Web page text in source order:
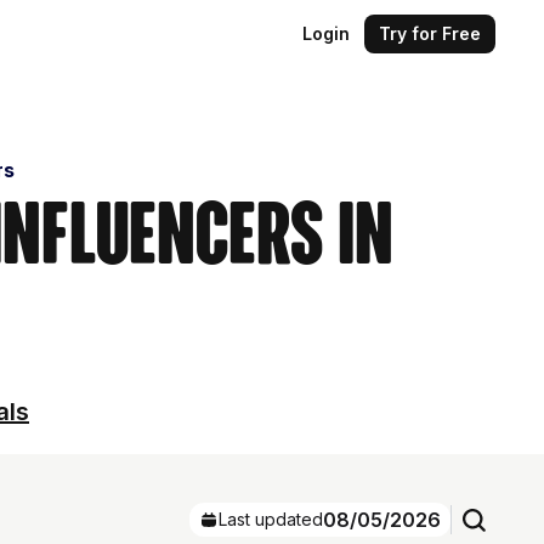
Login Try for Free
in
Last updated08/05/2026